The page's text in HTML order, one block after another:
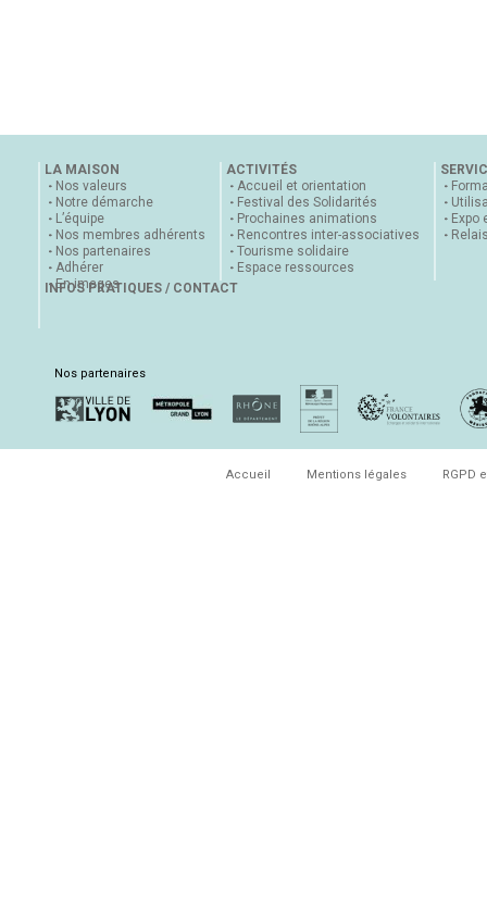
LA MAISON
Nos valeurs
Notre démarche
L’équipe
Nos membres adhérents
Nos partenaires
Adhérer
En images
ACTIVITÉS
Accueil et orientation
Festival des Solidarités
Prochaines animations
Rencontres inter-associatives
Tourisme solidaire
Espace ressources
Expo
INFOS PRATIQUES / CONTACT
Nos partenaires
Accueil Mentions légales RGPD